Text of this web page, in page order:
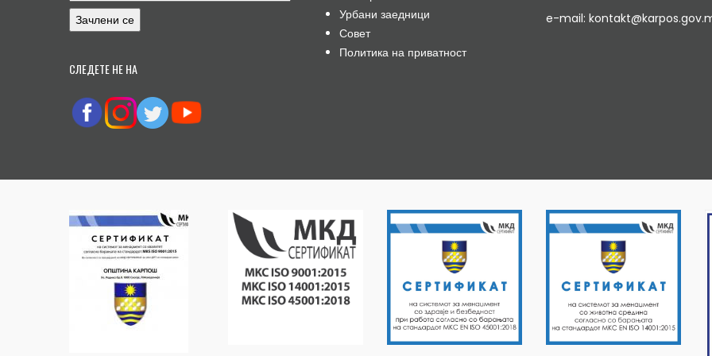
СЛЕДЕТЕ НЕ НА
Урбани заедници
Совет
Политика на приватност
e-mail: